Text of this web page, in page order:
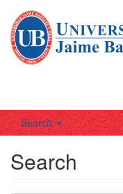
Search
Search